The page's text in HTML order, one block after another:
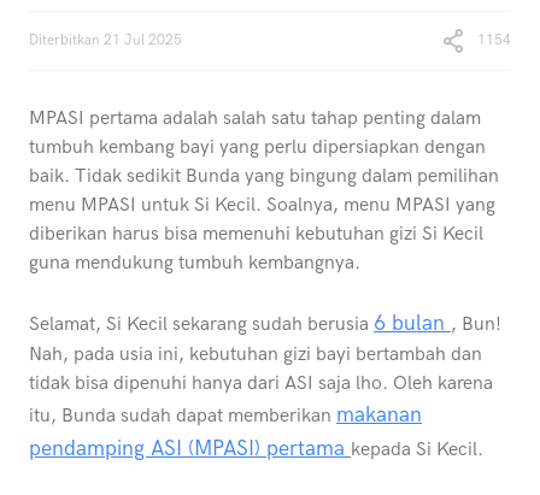
Diterbitkan 21 Jul 2025 1154
MPASI pertama adalah salah satu tahap penting dalam
tumbuh kembang bayi yang perlu dipersiapkan dengan
baik. Tidak sedikit Bunda yang bingung dalam pemilihan
menu MPASI untuk Si Kecil. Soalnya, menu MPASI yang
diberikan harus bisa memenuhi kebutuhan gizi Si Kecil
guna mendukung tumbuh kembangnya.
Selamat, Si Kecil sekarang sudah berusia 6 bulan , Bun!
Nah, pada usia ini, kebutuhan gizi bayi bertambah dan
tidak bisa dipenuhi hanya dari ASI saja lho. Oleh karena
itu, Bunda sudah dapat memberikan makanan
pendamping ASI (MPASI) pertama kepada Si Kecil.